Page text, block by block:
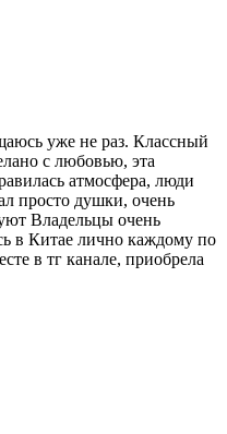
уже не раз. Классный
с любовью, эта
атмосфера, люди
просто душки, очень
Владельцы очень
в Китае лично каждому по
в тг канале, приобрела